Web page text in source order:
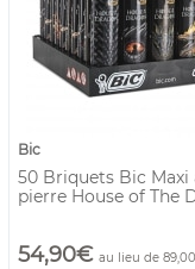
Bic
50 Briquets Bic Maxi
pierre House of The
54,90€ au lieu de